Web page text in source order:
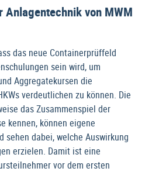
Anlagentechnik von MWM
das neue Containerprüffeld
sein wird, um
Aggregatekursen die
verdeutlichen zu können. Die
das Zusammenspiel der
kennen, können eigene
sehen dabei, welche Auswirkung
erzielen. Damit ist eine
vor dem ersten